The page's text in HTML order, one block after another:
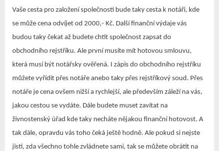
Vaše cesta pro založení společnosti bude taky cesta k notáři, kde
se může cena odvíjet od 2000,- Kč. Další finanční výdaje vás
budou taky čekat až budete chtít společnost zapsat do
obchodního rejstříku. Ale první musíte mít hotovou smlouvu,
která musí být notářsky ověřená. I zápis do obchodního rejstříku
můžete vyřídit přes notáře anebo taky přes rejstříkový soud. Přes
notáře je cena ovšem nižší a rychlejší, ale především záleží na vás,
jakou cestou se vydáte. Dále budete muset zavítat na
živnostenský úřad kde taky necháte nějakou finanční hotovost. A
tak dále, opravdu vás toho čeká ještě hodně. Ale pokud si nejste
jistí, zda všechno tohle zvládnete sami, tak se můžete obrátit na